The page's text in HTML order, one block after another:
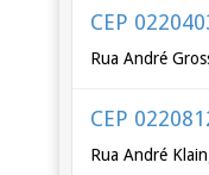
CEP
Rua André
CEP
Rua André